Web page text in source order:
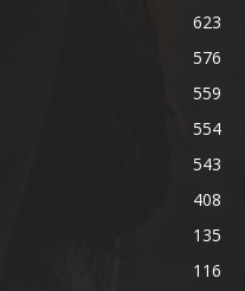
623
576
559
554
543
408
135
116